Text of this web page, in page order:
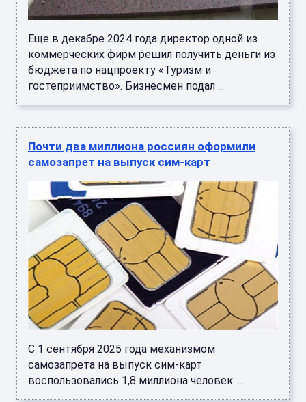
Еще в декабре 2024 года директор одной из
коммерческих фирм решил получить деньги из
бюджета по нацпроекту «Туризм и
гостеприимство». Бизнесмен подал ...
Почти два миллиона россиян оформили
самозапрет на выпуск сим-карт
С 1 сентября 2025 года механизмом
самозапрета на выпуск сим-карт
воспользовались 1,8 миллиона человек. ...